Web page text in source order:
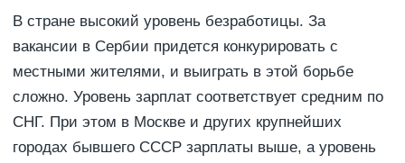
В стране высокий уровень безработицы. За
вакансии в Сербии придется конкурировать с
местными жителями, и выиграть в этой борьбе
сложно. Уровень зарплат соответствует средним по
СНГ. При этом в Москве и других крупнейших
городах бывшего СССР зарплаты выше, а уровень